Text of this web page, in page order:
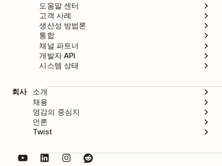
도움말 센터
고객 사례
생산성 방법론
통합
채널 파트너
개발자 API
시스템 상태
회사
소개
채용
영감의 중심지
언론
Twist